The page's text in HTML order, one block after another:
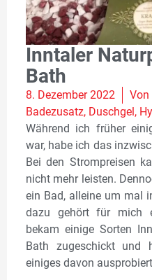
Inntaler
Bath
8. Dezember 2022 Von
Badezusatz, Duschgel,
Während ich früher
war, habe ich das
Bei den Strompreisen
nicht mehr leisten.
ein Bad, alleine um mal
dazu gehört für mich
bekam einige Sorten
Bath zugeschickt und
einiges davon